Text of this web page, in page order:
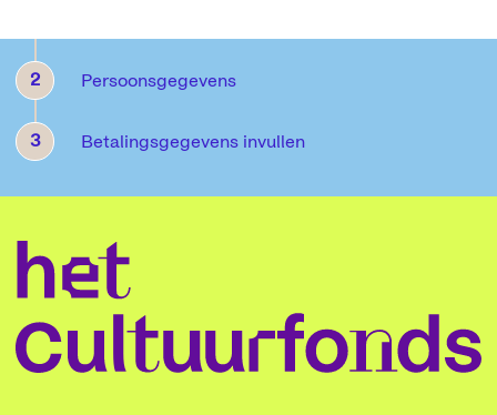
2 Persoonsgegevens
3 Betalingsgegevens invullen